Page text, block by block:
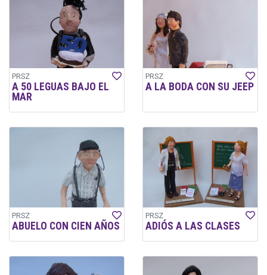
PRSZ
A 50 LEGUAS BAJO EL
MAR
PRSZ
A LA BODA CON SU JEEP
PRSZ
ABUELO CON CIEN AÑOS
PRSZ
ADIÓS A LAS CLASES